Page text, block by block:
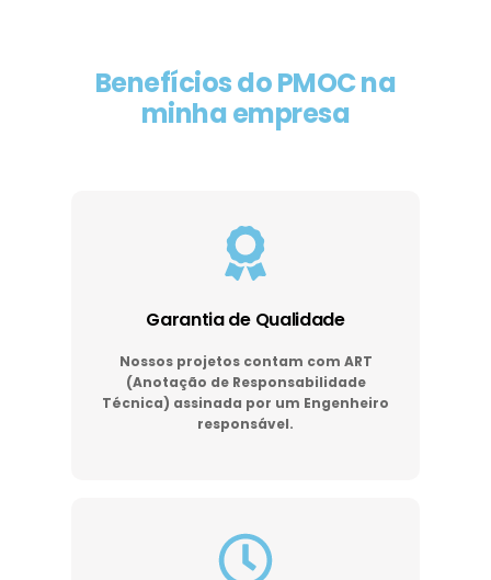
Benefícios do PMOC na
minha empresa
Garantia de Qualidade
Nossos projetos contam com ART
(Anotação de Responsabilidade
Técnica) assinada por um Engenheiro
responsável.